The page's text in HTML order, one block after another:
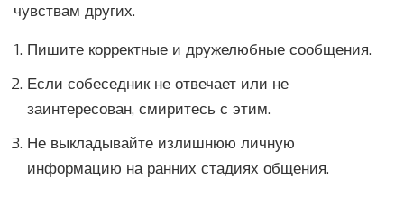
чувствам других.
Пишите корректные и дружелюбные сообщения.
Если собеседник не отвечает или не
заинтересован, смиритесь с этим.
Не выкладывайте излишнюю личную
информацию на ранних стадиях общения.